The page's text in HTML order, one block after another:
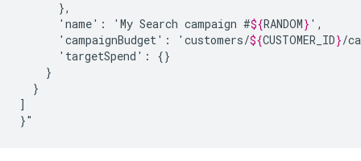
'name':
'My Search campaign #${RANDOM}
'campaignBudget':
'customers/${CUSTOMER_ID}/
'targetSpend':
}
]
}"